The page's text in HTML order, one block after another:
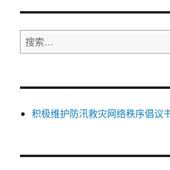
搜
索
积极维护防汛救灾网络秩序倡议